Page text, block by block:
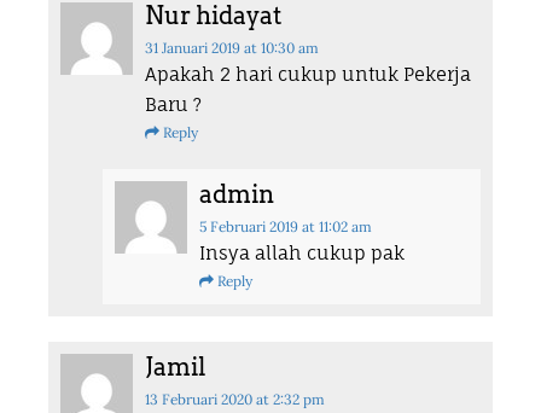
Nur hidayat
31 Januari 2019 at 10:30 am
Apakah 2 hari cukup untuk Pekerja
Baru ?
Reply
admin
5 Februari 2019 at 11:02 am
Insya allah cukup pak
Reply
Jamil
13 Februari 2020 at 2:32 pm